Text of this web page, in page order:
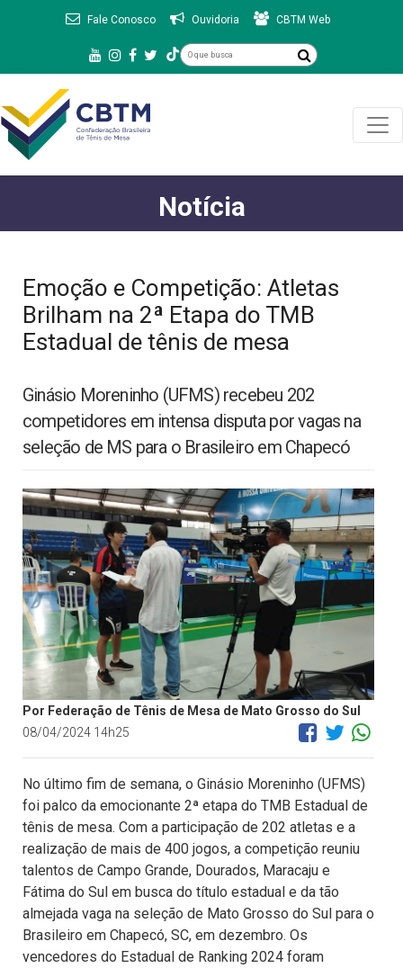
Fale Conosco Ouvidoria CBTM Web
Notícia
Emoção e Competição: Atletas
Brilham na 2ª Etapa do TMB
Estadual de tênis de mesa
Ginásio Moreninho (UFMS) recebeu 202
competidores em intensa disputa por vagas na
seleção de MS para o Brasileiro em Chapecó
Por Federação de Tênis de Mesa de Mato Grosso do Sul
08/04/2024 14h25
No último fim de semana, o Ginásio Moreninho (UFMS)
foi palco da emocionante 2ª etapa do TMB Estadual de
tênis de mesa. Com a participação de 202 atletas e a
realização de mais de 400 jogos, a competição reuniu
talentos de Campo Grande, Dourados, Maracaju e
Fátima do Sul em busca do título estadual e da tão
almejada vaga na seleção de Mato Grosso do Sul para o
Brasileiro em Chapecó, SC, em dezembro. Os
vencedores do Estadual de Ranking 2024 foram